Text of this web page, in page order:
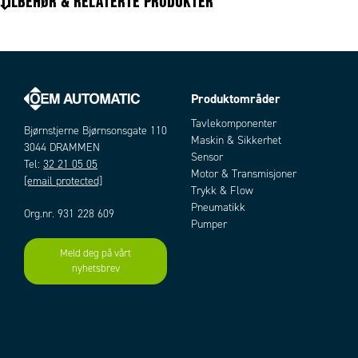
Virkningsgrad 89 %
Artikler
Add to existing cart row
Bjørnstjerne Bjørnsonsgate 110
3044 DRAMMEN
Tel: 32 21 05 05
[email protected]
Org.nr. 931 228 609
Meld deg på vårt
nyhetsbrev
Produktområder
Tavlekomponenter
Maskin & Sikkerhet
Sensor
Motor & Transmisjoner
Trykk & Flow
Pneumatikk
Pumper